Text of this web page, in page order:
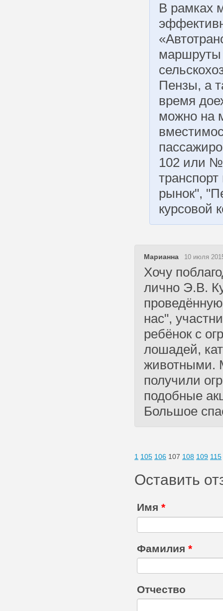
В рамках
маршруты
Пензы, а
время
можно на
102 или №
рынок",
курсовой
Марианна 10 июля
Хочу
лично Э.В.
нас",
ребёнок с
лошадей,
животными.
получили
подобные
Большое
1 105 106 107 108 109 115
Оставить
Имя *
Фамилия *
Отчество